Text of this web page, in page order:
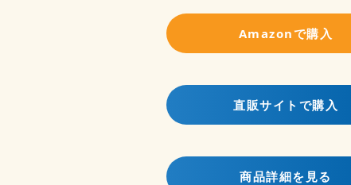
Amazonで購入
直販サイトで購入
商品詳細を見る